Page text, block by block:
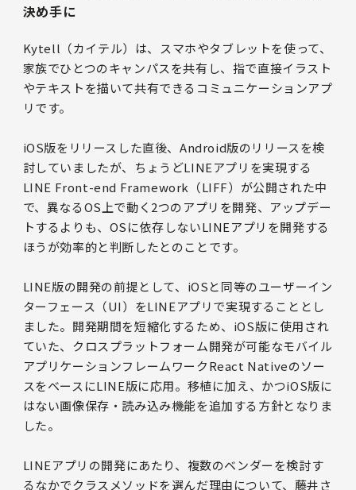
決め手に
Kytell（カイテル）は、スマホやタブレットを使って、
家族でひとつのキャンパスを共有し、指で直接イラスト
やテキストを描いて共有できるコミュニケーションアプ
リです。
iOS版をリリースした直後、Android版のリリースを検
討していましたが、ちょうどLINEアプリを実現する
LINE Front-end Framework（LIFF）が公開された中
で、異なるOS上で動く2つのアプリを開発、アップデー
トするよりも、OSに依存しないLINEアプリを開発する
ほうが効率的と判断したとのことです。
LINE版の開発の前提として、iOSと同等のユーザーイン
ターフェース（UI）をLINEアプリで実現することとし
ました。開発期間を短縮化するため、iOS版に使用され
ていた、クロスプラットフォーム開発が可能なモバイル
アプリケーションフレームワークReact Nativeのソー
スをベースにLINE版に応用。移植に加え、かつiOS版に
はない画像保存・読み込み機能を追加する方針となりま
した。
LINEアプリの開発にあたり、複数のベンダーを検討す
るなかでクラスメソッドを選んだ理由について、藤井さ